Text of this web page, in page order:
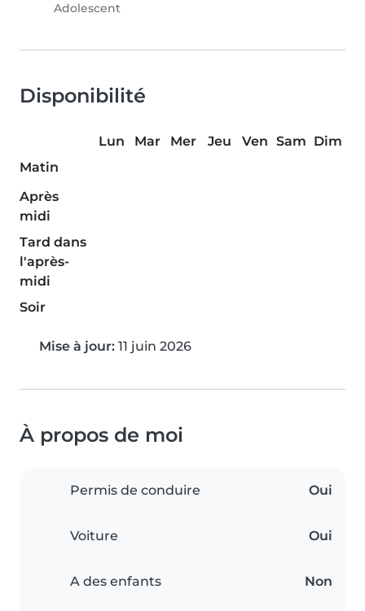
Adolescent
Disponibilité
Lun Mar Mer Jeu Ven Sam Dim
Matin
Après
midi
Tard dans
l'après-
midi
Soir
Mise à jour: 11 juin 2026
À propos de moi
Permis de conduire Oui
Voiture Oui
A des enfants Non